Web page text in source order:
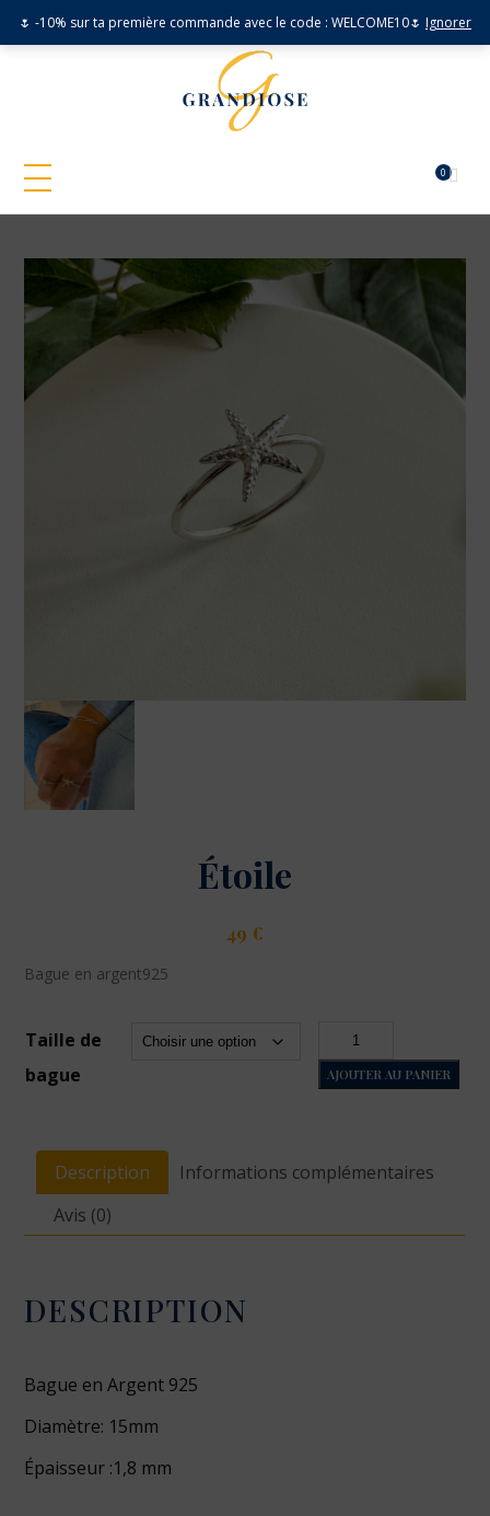
0
Étoile
49 €
Bague en argent925
Taille de
bague
quantité
de
Étoile
AJOUTER AU PANIER
Description
Informations complémentaires
Avis (0)
DESCRIPTION
Bague en Argent 925
Diamètre: 15mm
Épaisseur :1,8 mm
🌷 -10% sur ta première commande avec le code : WELCOME10🌷 Ignorer